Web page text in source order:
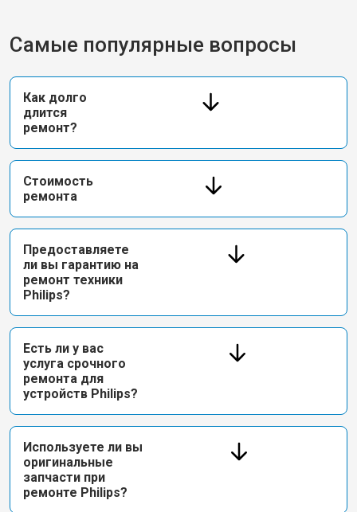
Самые популярные вопросы
Как долго
длится
ремонт?
Стоимость
ремонта
Предоставляете
ли вы гарантию на
ремонт техники
Philips?
Есть ли у вас
услуга срочного
ремонта для
устройств Philips?
Используете ли вы
оригинальные
запчасти при
ремонте Philips?